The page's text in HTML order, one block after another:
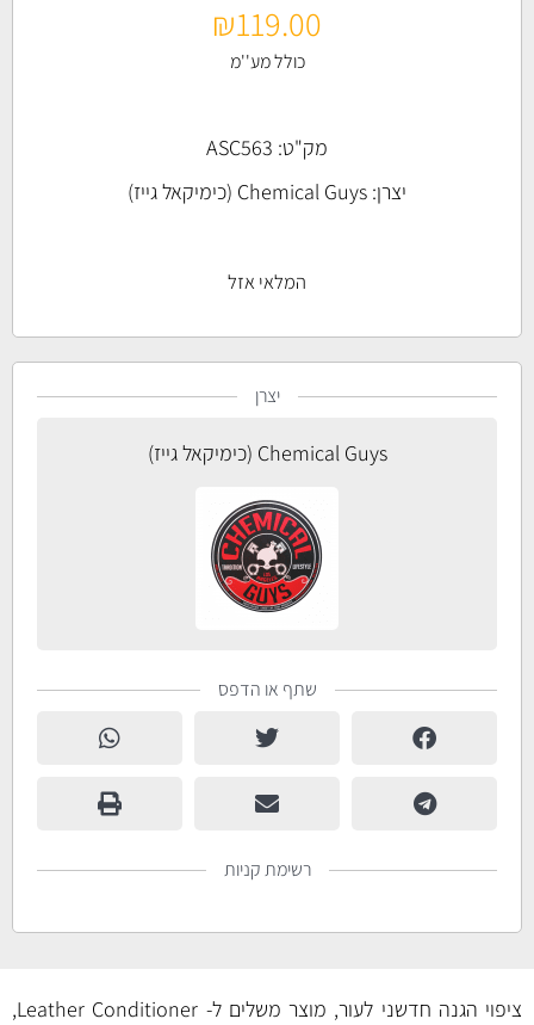
₪119.00
כולל מע''מ
מק"ט: ASC563
יצרן: Chemical Guys (כימיקאל גייז)
המלאי אזל
יצרן
Chemical Guys (כימיקאל גייז)
שתף או הדפס
רשימת קניות
ציפוי הגנה חדשני לעור, מוצר משלים ל- Leather Conditioner,